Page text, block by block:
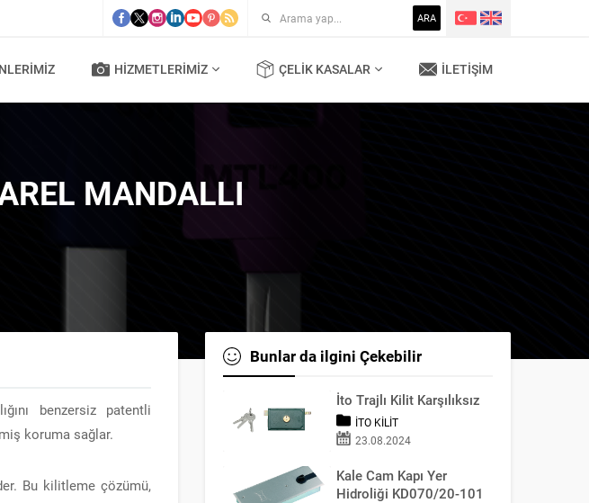
ARA
HIZMETLERIMIZ ÇELIK KASALAR İLETIŞIM
MANDALLI
benzersiz patentli
koruma sağlar.
Bu kilitleme çözümü,
Bunlar da ilgini Çekebilir
İto Trajlı Kilit Karşılıksız
İTO KILIT
23.08.2024
Kale Cam Kapı Yer
Hidroliği KD070/20-101